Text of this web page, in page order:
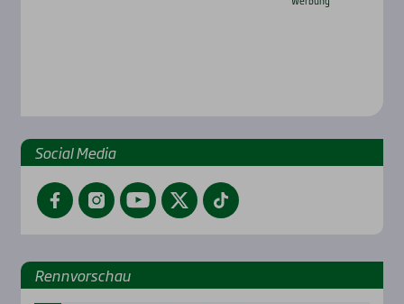
Social Media
FacebookInstagramYouTubeTwitterTikTok
Renn­vor­schau